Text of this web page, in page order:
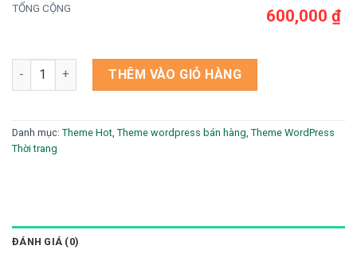
TỔNG CỘNG 600,000 ₫
Theme WordPress Shop Thời Trang Bán Bikini số lượng
THÊM VÀO GIỎ HÀNG
Danh mục: Theme Hot Theme wordpress bán hàng Theme WordPress
Thời trang
ĐÁNH GIÁ (0)